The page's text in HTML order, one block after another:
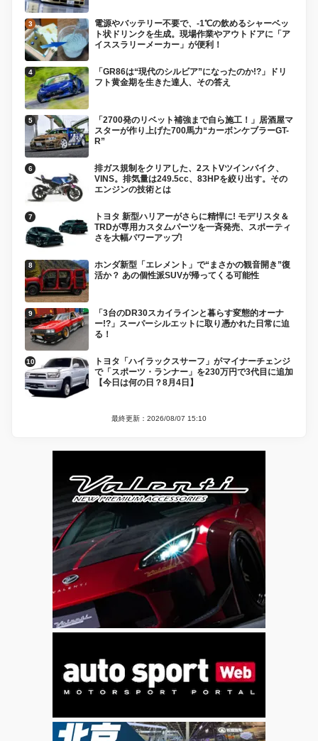
電源やバッテリー不要で、-1℃の飲めるシャーベッ
ト状ドリンクを生成。現場作業やアウトドアに「ア
イススラリーメーカー」が便利！
「GR86は“現代のシルビア”になったのか!?」ドリ
フト黄金期を生きた達人、その答え
「2700発のリベット補強まで自ら施工！」居酒屋マ
スターが作り上げた700馬力“カーボンケブラーGT-
R”
排ガス規制をクリアした、2ストVツインバイク、
VINS。排気量は249.5cc、83HPを絞り出す。その
エンジンの技術とは
トヨタ 新型ハリアーがさらに精悍に! モデリスタ＆
TRDが専用カスタムパーツを一斉発売、スポーティ
さを大幅パワーアップ!
ホンダ新型「エレメント」で“まさかの観音開き”復
活か？ あの個性派SUVが帰ってくる可能性
「3台のDR30スカイラインと暮らす変態的オーナ
ー!?」スーパーシルエットに取り憑かれた日常に迫
る！
トヨタ「ハイラックスサーフ」がマイナーチェンジ
で「スポーツ・ランナー」を230万円で3代目に追加
【今日は何の日？8月4日】
最終更新：2026/08/07 15:10